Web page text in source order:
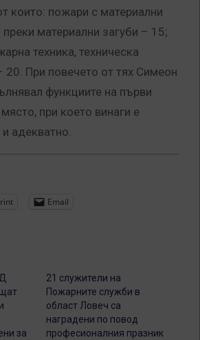
които: пожари с материални
материални загуби – 15;
техника, техническа
При повечето от тях Симеон
функциите на първи
при което винаги е
адекватно.
Email
за
21 служители на
Пожарните служби в
област Ловеч са
наградени по повод
професионалния празник